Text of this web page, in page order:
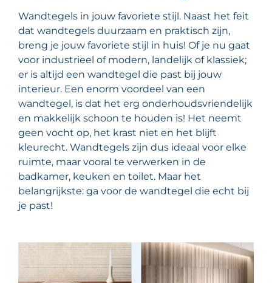
Wandtegels in jouw favoriete stijl. Naast het feit
dat wandtegels duurzaam en praktisch zijn,
breng je jouw favoriete stijl in huis! Of je nu gaat
voor industrieel of modern, landelijk of klassiek;
er is altijd een wandtegel die past bij jouw
interieur. Een enorm voordeel van een
wandtegel, is dat het erg onderhoudsvriendelijk
en makkelijk schoon te houden is! Het neemt
geen vocht op, het krast niet en het blijft
kleurecht. Wandtegels zijn dus ideaal voor elke
ruimte, maar vooral te verwerken in de
badkamer, keuken en toilet. Maar het
belangrijkste: ga voor de wandtegel die echt bij
je past!